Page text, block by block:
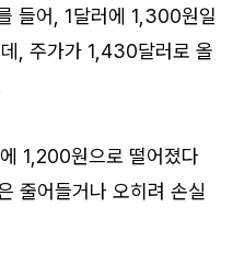
들어, 1달러에 1,300원일
, 주가가 1,430달러로 올
1,200원으로 떨어졌다
줄어들거나 오히려 손실